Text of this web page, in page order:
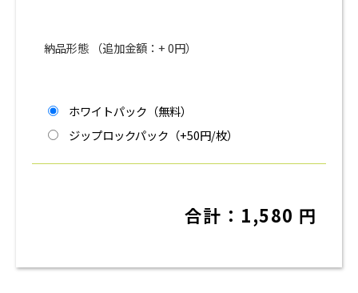
納品形態 （追加金額：+0円）
ホワイトパック（無料）
ジップロックパック（+50円/枚）
合計： 1,580 円